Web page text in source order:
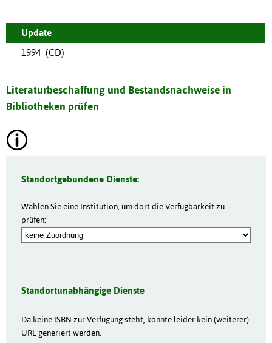
Update
1994_(CD)
Literaturbeschaffung und Bestandsnachweise in
Bibliotheken prüfen
Standortgebundene Dienste:
Wählen Sie eine Institution, um dort die Verfügbarkeit zu
prüfen:
Standortunabhängige Dienste
Da keine ISBN zur Verfügung steht, konnte leider kein (weiterer)
URL generiert werden.